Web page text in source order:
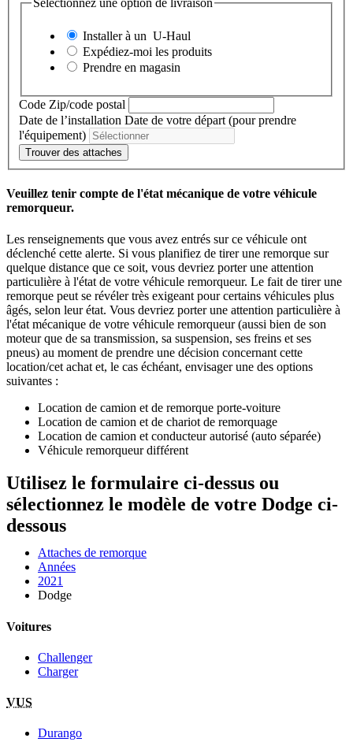
Sélectionnez une option de livraison
Installer à un U-Haul
Expédiez-moi les produits
Prendre en magasin
Code Zip/code postal
Date de l’installation Date de votre départ (pour prendre
l'équipement)
Trouver des attaches
Veuillez tenir compte de l'état mécanique de votre véhicule
remorqueur.
Les renseignements que vous avez entrés sur ce véhicule ont
déclenché cette alerte. Si vous planifiez de tirer une remorque sur
quelque distance que ce soit, vous devriez porter une attention
particulière à l'état de votre véhicule remorqueur. Le fait de tirer une
remorque peut se révéler très exigeant pour certains véhicules plus
âgés, selon leur état. Vous devriez porter une attention particulière à
l'état mécanique de votre véhicule remorqueur (aussi bien de son
moteur que de sa transmission, sa suspension, ses freins et ses
pneus) au moment de prendre une décision concernant cette
location/cet achat et, le cas échéant, envisager une des options
suivantes :
Location de camion et de remorque porte-voiture
Location de camion et de chariot de remorquage
Location de camion et conducteur autorisé (auto séparée)
Véhicule remorqueur différent
Utilisez le formulaire ci-dessus ou
sélectionnez le modèle de votre Dodge ci-
dessous
Attaches de remorque
Années
2021
Dodge
Voitures
Challenger
Charger
VUS
Durango